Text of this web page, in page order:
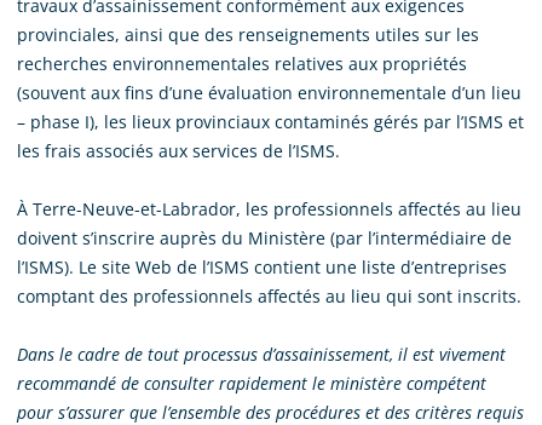
travaux d’assainissement conformément aux exigences
provinciales, ainsi que des renseignements utiles sur les
recherches environnementales relatives aux propriétés
(souvent aux fins d’une évaluation environnementale d’un lieu
– phase I), les lieux provinciaux contaminés gérés par l’ISMS et
les frais associés aux services de l’ISMS.
À Terre-Neuve-et-Labrador, les professionnels affectés au lieu
doivent s’inscrire auprès du Ministère (par l’intermédiaire de
l’ISMS). Le site Web de l’ISMS contient une liste d’entreprises
comptant des professionnels affectés au lieu qui sont inscrits.
Dans le cadre de tout processus d’assainissement, il est vivement
recommandé de consulter rapidement le ministère compétent
pour s’assurer que l’ensemble des procédures et des critères requis